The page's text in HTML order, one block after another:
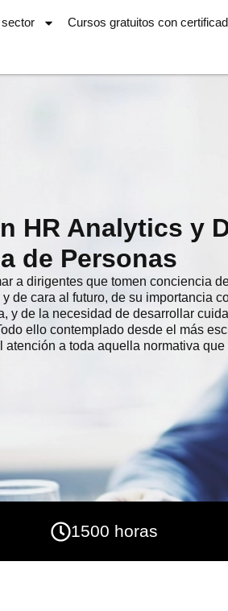
Cursos gratuitos con
HR Analytics y
de Personas
a dirigentes que tomen conciencia
y de cara al futuro, de su importancia
y de la necesidad de desarrollar
ello contemplado desde el más
atención a toda aquella normativa
1500 horas